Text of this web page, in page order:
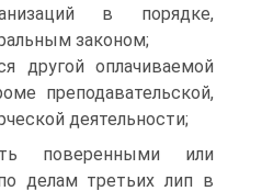
в порядке,
законом;
другой оплачиваемой
преподавательской,
деятельности;
или
делам третьих лип в